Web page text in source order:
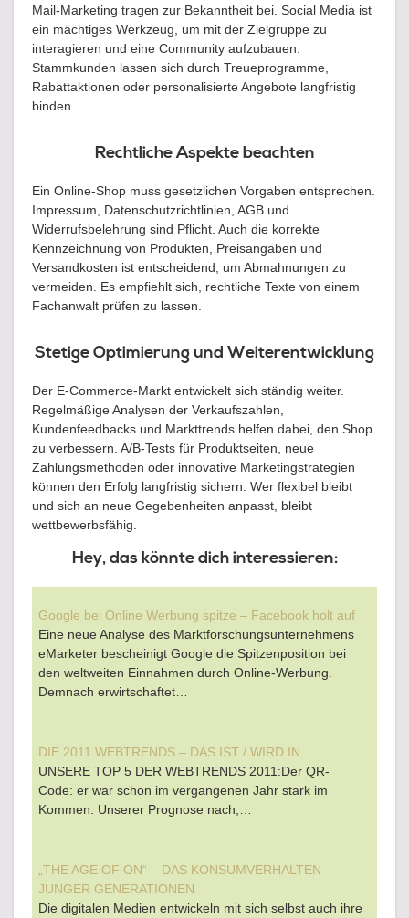
Mail-Marketing tragen zur Bekanntheit bei. Social Media ist
ein mächtiges Werkzeug, um mit der Zielgruppe zu
interagieren und eine Community aufzubauen.
Stammkunden lassen sich durch Treueprogramme,
Rabattaktionen oder personalisierte Angebote langfristig
binden.
Rechtliche Aspekte beachten
Ein Online-Shop muss gesetzlichen Vorgaben entsprechen.
Impressum, Datenschutzrichtlinien, AGB und
Widerrufsbelehrung sind Pflicht. Auch die korrekte
Kennzeichnung von Produkten, Preisangaben und
Versandkosten ist entscheidend, um Abmahnungen zu
vermeiden. Es empfiehlt sich, rechtliche Texte von einem
Fachanwalt prüfen zu lassen.
Stetige Optimierung und Weiterentwicklung
Der E-Commerce-Markt entwickelt sich ständig weiter.
Regelmäßige Analysen der Verkaufszahlen,
Kundenfeedbacks und Markttrends helfen dabei, den Shop
zu verbessern. A/B-Tests für Produktseiten, neue
Zahlungsmethoden oder innovative Marketingstrategien
können den Erfolg langfristig sichern. Wer flexibel bleibt
und sich an neue Gegebenheiten anpasst, bleibt
wettbewerbsfähig.
Hey, das könnte dich interessieren:
Google bei Online Werbung spitze – Facebook holt auf
Eine neue Analyse des Marktforschungsunternehmens
eMarketer bescheinigt Google die Spitzenposition bei
den weltweiten Einnahmen durch Online-Werbung.
Demnach erwirtschaftet…
DIE 2011 WEBTRENDS – DAS IST / WIRD IN
UNSERE TOP 5 DER WEBTRENDS 2011:Der QR-
Code: er war schon im vergangenen Jahr stark im
Kommen. Unserer Prognose nach,…
„THE AGE OF ON“ – DAS KONSUMVERHALTEN
JUNGER GENERATIONEN
Die digitalen Medien entwickeln mit sich selbst auch ihre